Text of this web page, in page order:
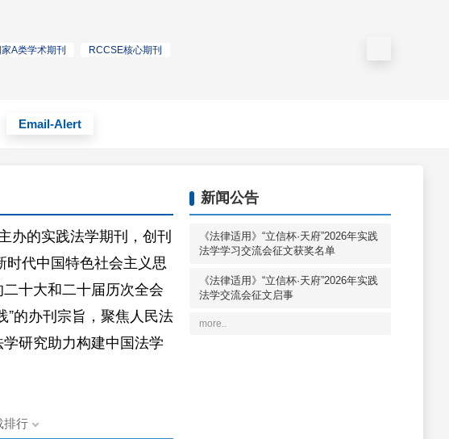
家A类学术期刊 RCCSE核心期刊
Email-Alert
办的实践法学期刊，创刊
代中国特色社会主义思
十大和二十届历次全会
”的办刊宗旨，聚焦人民法
研究助力构建中国法学
排行
新闻公告
《法律适用》“立信杯·天府”2026年实践
法学学习交流会征文获奖名单
《法律适用》“立信杯·天府”2026年实践
法学交流会征文启事
more..